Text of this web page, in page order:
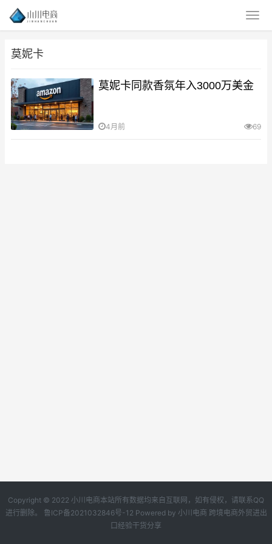
莫妮卡
莫妮卡同款香氛年入3000万美金
4月前 69
Copyright © 2022 小川电商本站所有数据均来自互联网，如有侵权，请联系QQ
进行删除。 鲁ICP备2021032846号-12 Powered by 小川电商 跨境电商外贸进出
口经验干货分享